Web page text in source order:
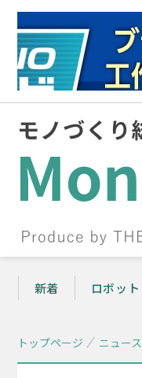
新着 ロボット
トップページ ニュース